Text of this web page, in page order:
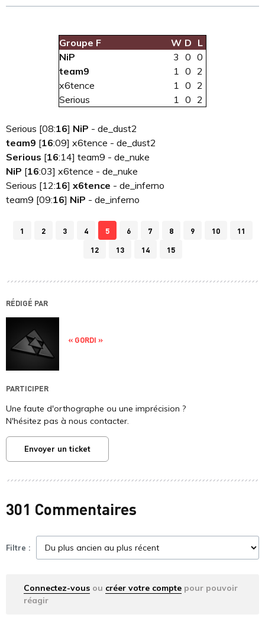
Groupe F W D L
NiP
3 0 0
team9
1 0 2
x6tence
1 0 2
Serious
1 0 2
Serious [08:16] NiP - de_dust2
team9 [16:09] x6tence - de_dust2
Serious [16:14] team9 - de_nuke
NiP [16:03] x6tence - de_nuke
Serious [12:16] x6tence - de_inferno
team9 [09:16] NiP - de_inferno
1 2 3 4 5 6 7 8 9 10
11
12
13 14 15
RÉDIGÉ PAR
« GORDI »
PARTICIPER
Une faute d'orthographe ou une imprécision ?
N'hésitez pas à nous contacter.
Envoyer un ticket
301 Commentaires
Filtre :
Connectez-vous ou créer votre compte pour pouvoir
réagir